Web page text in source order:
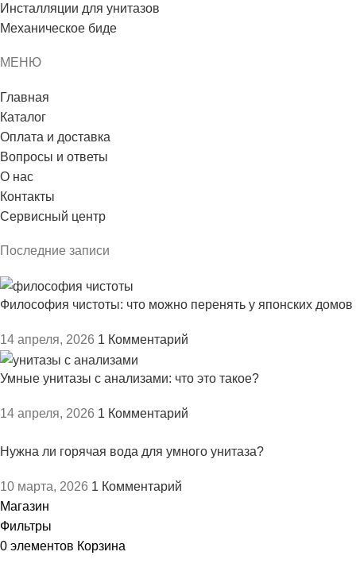
Инсталляции для унитазов
Механическое биде
МЕНЮ
Главная
Каталог
Оплата и доставка
Вопросы и ответы
О нас
Контакты
Сервисный центр
Последние записи
Философия чистоты: что можно перенять у японских домов
14 апреля, 2026 1 Комментарий
Умные унитазы с анализами: что это такое?
14 апреля, 2026 1 Комментарий
Нужна ли горячая вода для умного унитаза?
10 марта, 2026 1 Комментарий
Магазин
Фильтры
0 элементов Корзина